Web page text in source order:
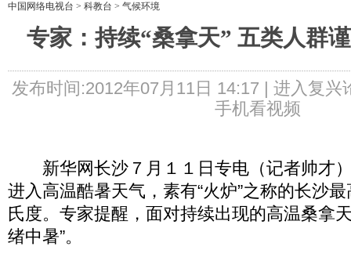
中国网络电视台 > 科教台 > 气候环境
专家：持续“桑拿天” 五类人群
发布时间:2012年07月11日 14:17 | 进入复兴
手机看视频
新华网长沙７月１１日专电（记者帅才
进入高温酷暑天气，素有“火炉”之称的长沙
氏度。专家提醒，面对持续出现的高温桑拿
绪中暑”。